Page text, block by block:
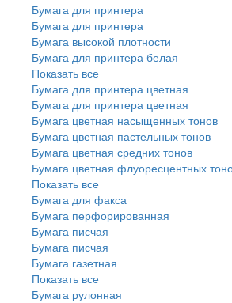
Бумага для принтера
Бумага для принтера
Бумага высокой плотности
Бумага для принтера белая
Показать все
Бумага для принтера цветная
Бумага для принтера цветная
Бумага цветная насыщенных тонов
Бумага цветная пастельных тонов
Бумага цветная средних тонов
Бумага цветная флуоресцентных
Показать все
Бумага для факса
Бумага перфорированная
Бумага писчая
Бумага писчая
Бумага газетная
Показать все
Бумага рулонная